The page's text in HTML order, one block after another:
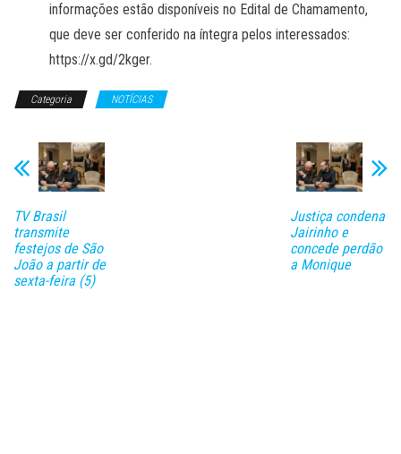
informações estão disponíveis no Edital de Chamamento,
que deve ser conferido na íntegra pelos interessados:
https://x.gd/2kger.
Categoria NOTÍCIAS
TV Brasil
transmite
festejos de São
João a partir de
sexta-feira (5)
Justiça condena
Jairinho e
concede perdão
a Monique